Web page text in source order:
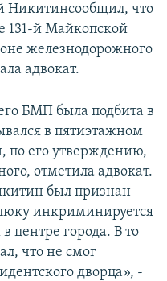
Никитинсообщил, что
131-й Майкопской
железнодорожного
адвокат.
БМП была подбита в
в пятиэтажном
его утверждению,
отметила адвокат.
был признан
инкриминируется
центре города. В то
что не смог
дворца», -